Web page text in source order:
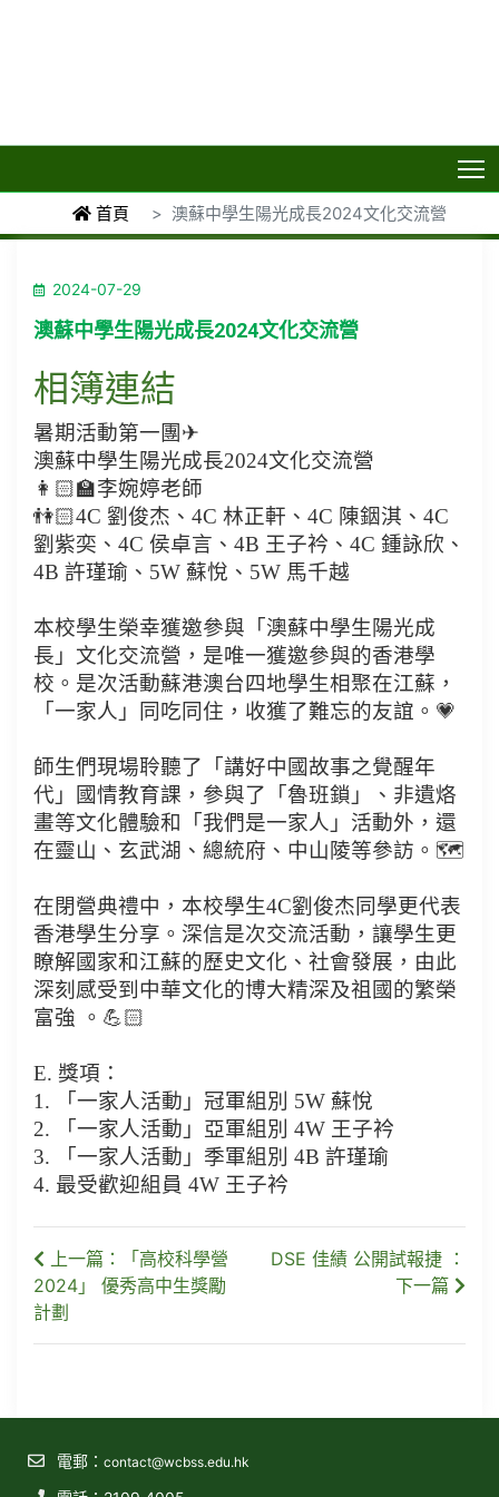
首頁 澳蘇中學生陽光成長2024文化交流營
2024-07-29
澳蘇中學生陽光成長2024文化交流營
相簿連結
暑期活動第一團✈
澳蘇中學生陽光成長2024文化交流營
👩🏻‍🏫李婉婷老師
👫🏻4C 劉俊杰、4C 林正軒、4C 陳銦淇、4C
劉紫奕、4C 侯卓言、4B 王子衿、4C 鍾詠欣、
4B 許瑾瑜、5W 蘇悅、5W 馬千越
本校學生榮幸獲邀參與「澳蘇中學生陽光成
長」文化交流營，是唯一獲邀參與的香港學
校。是次活動蘇港澳台四地學生相聚在江蘇，
「一家人」同吃同住，收獲了難忘的友誼。💗
師生們現場聆聽了「講好中國故事之覺醒年
代」國情教育課，參與了「魯班鎖」、非遺烙
畫等文化體驗和「我們是一家人」活動外，還
在靈山、玄武湖、總統府、中山陵等參訪。🗺
在閉營典禮中，本校學生4C劉俊杰同學更代表
香港學生分享。深信是次交流活動，讓學生更
瞭解國家和江蘇的歷史文化、社會發展，由此
深刻感受到中華文化的博大精深及祖國的繁榮
富強 。💪🏻
E. 獎項：
1. 「一家人活動」冠軍組別 5W 蘇悅
2. 「一家人活動」亞軍組別 4W 王子衿
3. 「一家人活動」季軍組別 4B 許瑾瑜
4. 最受歡迎組員 4W 王子衿
上一篇：「高校科學營
2024」 優秀高中生獎勵
計劃
DSE 佳績 公開試報捷 ：
下一篇
電郵： contact@wcbss.edu.hk